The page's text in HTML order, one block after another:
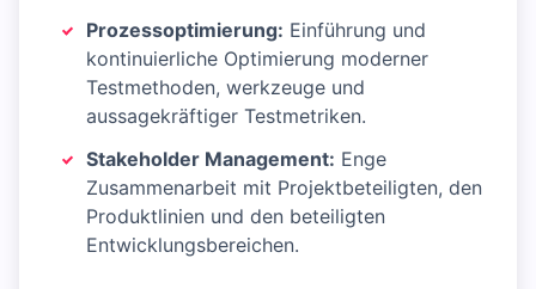
Prozessoptimierung: Einführung und
kontinuierliche Optimierung moderner
Testmethoden, werkzeuge und
aussagekräftiger Testmetriken.
Stakeholder Management: Enge
Zusammenarbeit mit Projektbeteiligten, den
Produktlinien und den beteiligten
Entwicklungsbereichen.